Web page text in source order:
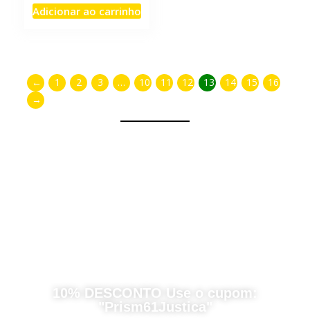
Adicionar ao carrinho
← 1 2 3 … 10 11 12 13 14 15
16
→
10% DESCONTO Use o cupom:
"Prism61Justica"